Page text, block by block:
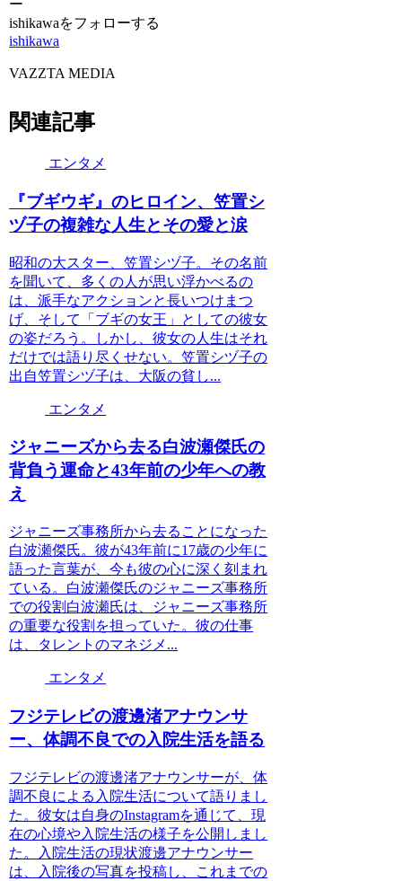
ー
ishikawaをフォローする
ishikawa
VAZZTA MEDIA
関連記事
エンタメ
『ブギウギ』のヒロイン、笠置シ
ヅ子の複雑な人生とその愛と涙
昭和の大スター、笠置シヅ子。その名前
を聞いて、多くの人が思い浮かべるの
は、派手なアクションと長いつけまつ
げ、そして「ブギの女王」としての彼女
の姿だろう。しかし、彼女の人生はそれ
だけでは語り尽くせない。笠置シヅ子の
出自笠置シヅ子は、大阪の貧し...
エンタメ
ジャニーズから去る白波瀬傑氏の
背負う運命と43年前の少年への教
え
ジャニーズ事務所から去ることになった
白波瀬傑氏。彼が43年前に17歳の少年に
語った言葉が、今も彼の心に深く刻まれ
ている。白波瀬傑氏のジャニーズ事務所
での役割白波瀬氏は、ジャニーズ事務所
の重要な役割を担っていた。彼の仕事
は、タレントのマネジメ...
エンタメ
フジテレビの渡邊渚アナウンサ
ー、体調不良での入院生活を語る
フジテレビの渡邊渚アナウンサーが、体
調不良による入院生活について語りまし
た。彼女は自身のInstagramを通じて、現
在の心境や入院生活の様子を公開しまし
た。入院生活の現状渡邊アナウンサー
は、入院後の写真を投稿し、これまでの